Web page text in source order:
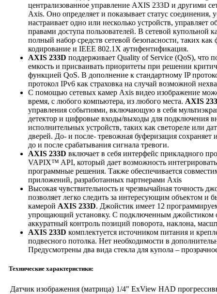
централизованное управление AXIS 233D и другими
Axis. Оно определяет и показывает статус соединения,
настраивает одно или несколько устройств, управляет
правами доступа пользователей. В сетевой купольной
полный набор средств сетевой безопасности, таких
кодирование и IEEE 802.1X аутифентификация.
AXIS 233D поддерживает Quality of Service (QoS), что
емкость и присваивать приоритеты при решении
функцией QoS. В дополнение к стандартному IP
протокол IPv6 как страховка на случай возможной
С помощью сетевых камер Axis видео изображение
время, с любого компьютера, из любого места. AXIS
управления событиями, включающую в себя
детектор и цифровые входы/выходы для подключения
исполнительных устройств, таких как светореле или
дверей. До- и после- тревожная буферизация сохраняет
до и после срабатывания сигнала тревоги.
AXIS 233D включает в себя интерфейс прикладного
VAPIX™ API, который дает возможность
программные решения. Также обеспечивается
приложений, разработанных партнерами Axis
Высокая чувствительность и чрезвычайная точность
позволяет легко следить за интересующим объектом и
камерой AXIS 233D. Джойстик имеет 12
упрощающий установку. С подключенным джойстиком
аккуратный контроль позиций поворота, наклона,
AXIS 233D комплектуется источником питания и
подвесного потолка. Нет необходимости в
Предусмотрены два вида стекла для купола –
Технические характеристики:
Датчик изображения (матрица) 1/4" ExView HAD